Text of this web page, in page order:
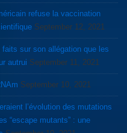
refuse la vaccination
September 12, 2021
sur son allégation que les
autrui September 11, 2021
September 10, 2021
“escape mutants” : une